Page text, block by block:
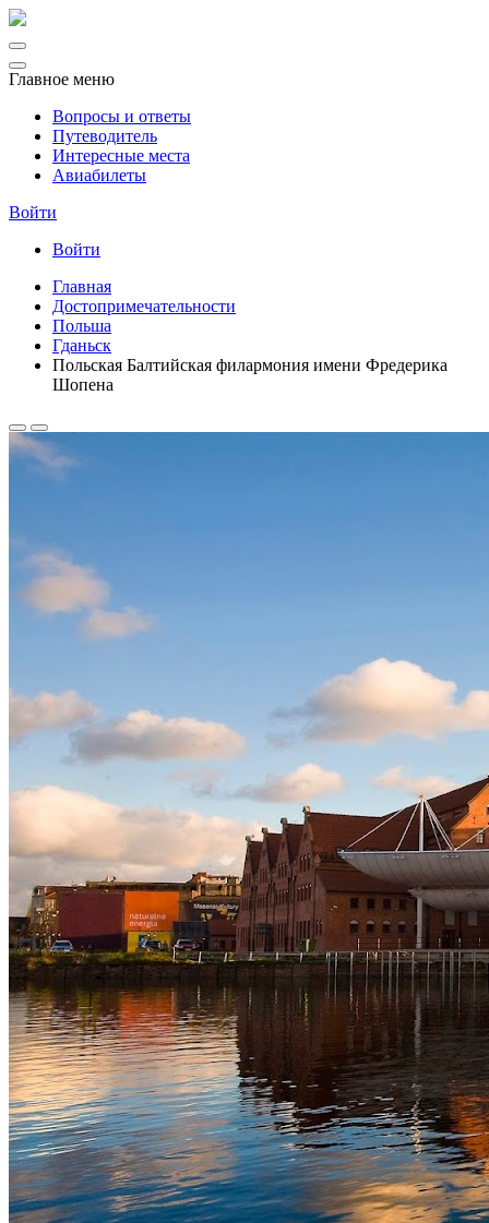
Главное меню
Вопросы и ответы
Путеводитель
Интересные места
Авиабилеты
Войти
Войти
Главная
Достопримечательности
Польша
Гданьск
Польская Балтийская филармония имени Фредерика
Шопена